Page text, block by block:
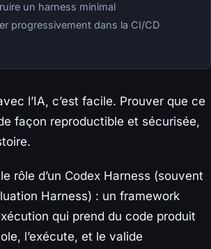
un harness minimal
progressivement dans la CI/CD
l’IA, c’est facile. Prouver que ce
façon reproductible et sécurisée,
rôle d’un Codex Harness (souvent
Harness) : un framework
qui prend du code produit
l’exécute, et le valide